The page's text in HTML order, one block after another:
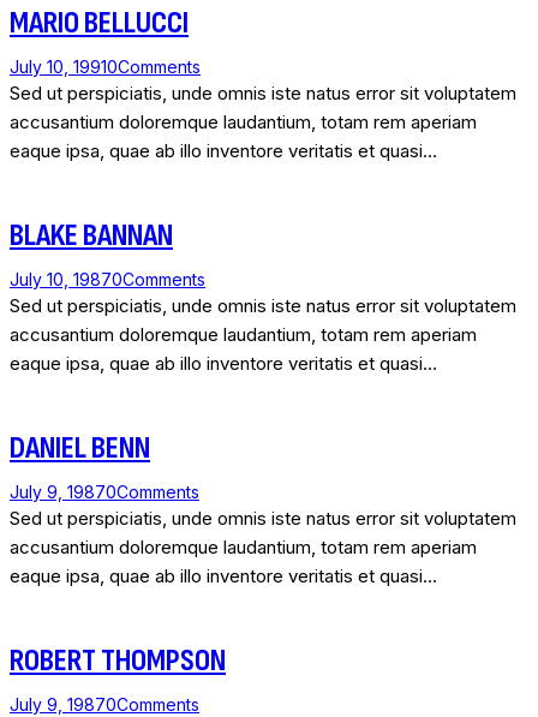
MARIO BELLUCCI
July 10, 19910Comments
Sed ut perspiciatis, unde omnis iste natus error sit voluptatem
accusantium doloremque laudantium, totam rem aperiam
eaque ipsa, quae ab illo inventore veritatis et quasi…
BLAKE BANNAN
July 10, 19870Comments
Sed ut perspiciatis, unde omnis iste natus error sit voluptatem
accusantium doloremque laudantium, totam rem aperiam
eaque ipsa, quae ab illo inventore veritatis et quasi…
DANIEL BENN
July 9, 19870Comments
Sed ut perspiciatis, unde omnis iste natus error sit voluptatem
accusantium doloremque laudantium, totam rem aperiam
eaque ipsa, quae ab illo inventore veritatis et quasi…
ROBERT THOMPSON
July 9, 19870Comments